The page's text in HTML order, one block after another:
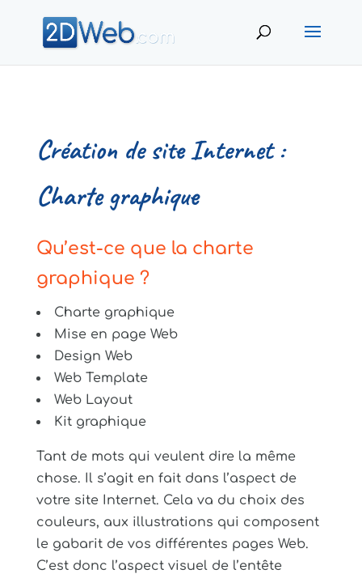
Création de site Internet :
Charte graphique
Qu’est-ce que la charte
graphique ?
Charte graphique
Mise en page Web
Design Web
Web Template
Web Layout
Kit graphique
Tant de mots qui veulent dire la même
chose. Il s’agit en fait dans l’aspect de
votre site Internet. Cela va du choix des
couleurs, aux illustrations qui composent
le gabarit de vos différentes pages Web.
C’est donc l’aspect visuel de l’entête